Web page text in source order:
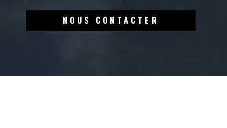
NOUS CONTACTER